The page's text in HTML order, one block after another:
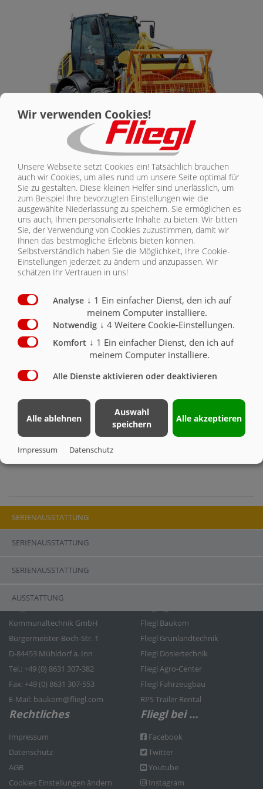
MISCHER DUPLEX 300 DK
| SERIENAUSSTATTUNG
Mischbehälter aus hochwertigem Stahl
max. Füllinhalt: 300 l
Behältervolumen ca. 600 l
Schieber mit Auslaufrutsche links und rechts
Schutzgitter klappbar aus Federstahl
erforderliche Ölmenge 30 l/min
max. Betriebsdruck: 180 bar mit SVK-Stecker,
(Radladerspezifische Anschlüsse müssen Kundenseitig
angebracht werden)
Achtung! bei höheren Drücken ist ein
Druckbegrenzungsventil erforderlich!
Befüllen des Mischers durch nachvornekippen des
durch das neue ineinandergreifende Duplex-Rührwerk ist
eine unübertroffene Rührleistung gewährleistet, auch bei
SERIENAUSSTATTUNG
SERIENAUSSTATTUNG
SERIENAUSSTATTUNG
AUSSTATTUNG
Kommunaltechnik GmbH
Bürgermeister-Boch-Str. 1
D-84453 Mühldorf a. Inn
Tel.: +49 (0) 8631 307-382
Fax: +49 (0) 8631 307-553
E-Mail: baukom@fliegl.com
Fliegl Baukom
Fliegl Grünlandtechnik
Fliegl Dosiertechnik
Fliegl Agro-Center
Fliegl Fahrzeugbau
RPS Trailer Rental
Rechtliches
Impressum
Datenschutz
AGB
Cookies Einstellungen ändern
Fliegl bei …
Facebook
Twitter
Youtube
Instagram
Wir verwenden Cookies!
Unsere Webseite setzt Cookies ein! Tatsächlich brauchen
auch wir Cookies, um alles rund um unsere Seite optimal für
Sie zu gestalten. Diese kleinen Helfer sind unerlässlich, um
zum Beispiel Ihre bevorzugten Einstellungen wie die
ausgewählte Niederlassung zu speichern. Sie ermöglichen es
uns auch, Ihnen personalisierte Inhalte zu bieten. Wir bitten
Sie, der Verwendung von Cookies zuzustimmen, damit wir
Ihnen das bestmögliche Erlebnis bieten können.
Selbstverständlich haben Sie die Möglichkeit, Ihre Cookie-
Einstellungen jederzeit zu ändern und anzupassen. Wir
schätzen Ihr Vertrauen in uns!
Analyse ↓ 1 Ein einfacher Dienst, den ich auf
meinem Computer installiere.
Notwendig ↓ 4 Weitere Cookie-Einstellungen.
Komfort ↓ 1 Ein einfacher Dienst, den ich auf
meinem Computer installiere.
Alle Dienste aktivieren oder deaktivieren
Alle ablehnen
Auswahl
speichern
Alle akzeptieren
Impressum Datenschutz